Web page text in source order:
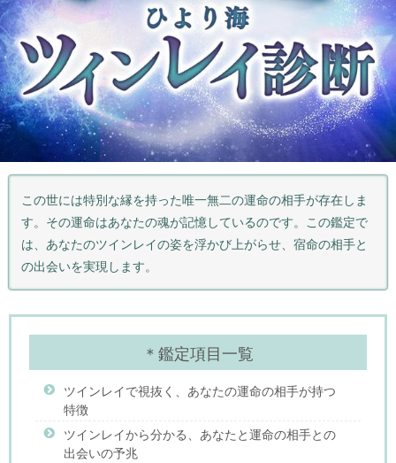
この世には特別な縁を持った唯一無二の運命の相手が存在しま
す。その運命はあなたの魂が記憶しているのです。この鑑定で
は、あなたのツインレイの姿を浮かび上がらせ、宿命の相手と
の出会いを実現します。
＊鑑定項目一覧
ツインレイで視抜く、あなたの運命の相手が持つ
特徴
ツインレイから分かる、あなたと運命の相手との
出会いの予兆